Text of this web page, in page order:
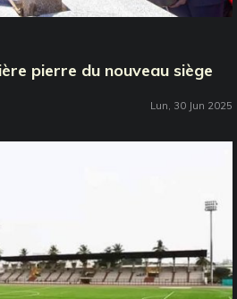
pierre du nouveau siège
Lun, 30 Jun 2025